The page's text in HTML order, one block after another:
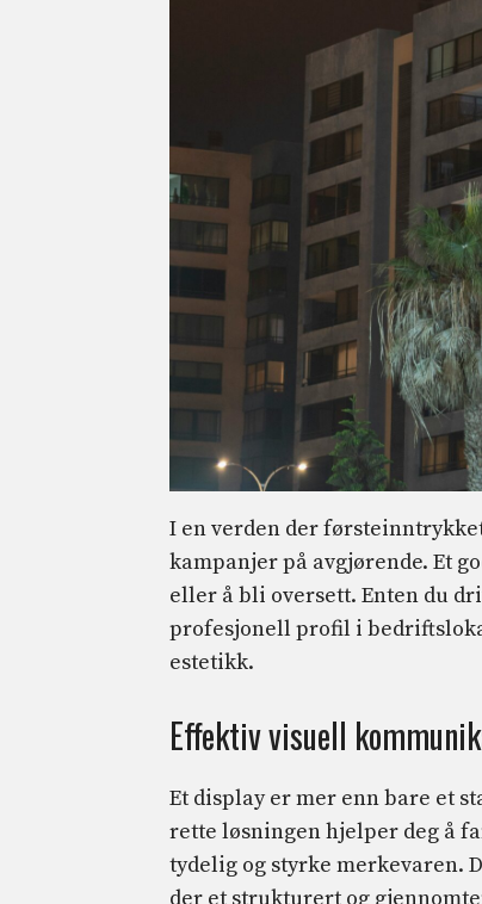
I en verden der
kampanjer på avgjørende. Et
eller å bli oversett. Enten du
profesjonell profil i
estetikk.
Effektiv visuell
Et display er mer enn bare et
rette løsningen hjelper deg å
tydelig og styrke merkevaren.
der et strukturert og